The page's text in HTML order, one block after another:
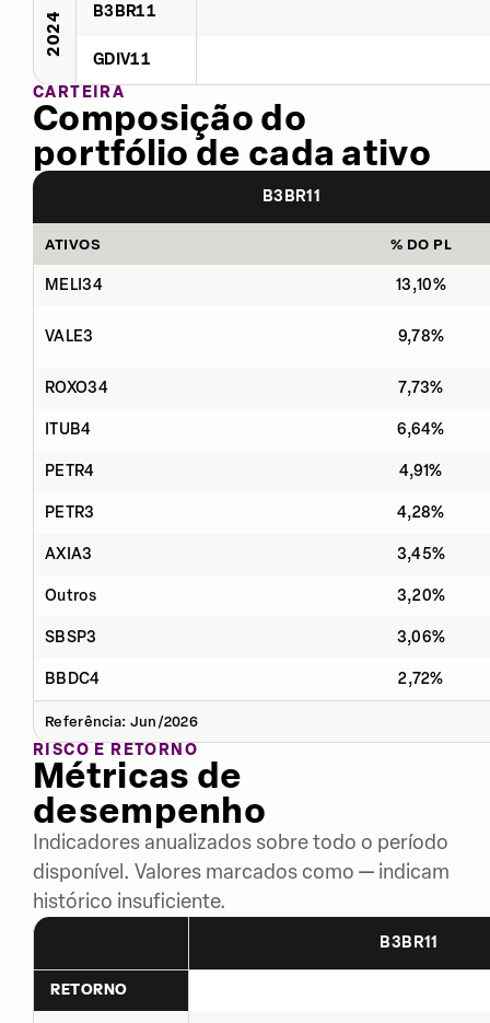
2024 B3BR11
GDIV11
CARTEIRA
Composição do
portfólio de cada ativo
B3BR11
ATIVOS % DO PL
MELI34 13,10%
VALE3 9,78%
ROXO34 7,73%
ITUB4 6,64%
PETR4 4,91%
PETR3 4,28%
AXIA3 3,45%
Outros 3,20%
SBSP3 3,06%
BBDC4 2,72%
Referência: Jun/2026
RISCO E RETORNO
Métricas de
desempenho
Indicadores anualizados sobre todo o período
disponível. Valores marcados como — indicam
histórico insuficiente.
B3BR11
RETORNO